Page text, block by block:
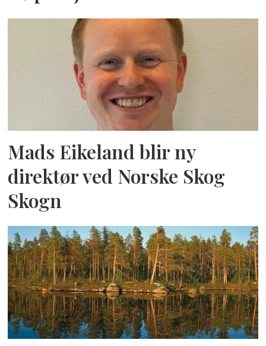
Mads Eikeland blir ny
direktør ved Norske Skog
Skogn